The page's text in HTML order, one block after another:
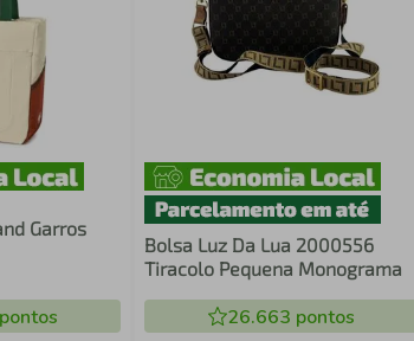
Garros
pontos
Bolsa Luz Da Lua 2000556
Tiracolo Pequena Monograma
26.663 pontos